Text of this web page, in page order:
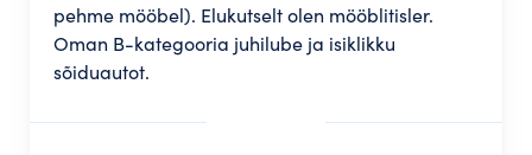
pehme mööbel). Elukutselt olen mööblitisler.
Oman B-kategooria juhilube ja isiklikku
sõiduautot.